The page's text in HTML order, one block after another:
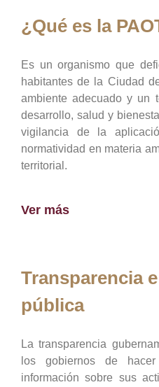
¿Qué es la
Es un organismo que
habitantes de la Ciudad
ambiente adecuado y un
desarrollo, salud y
vigilancia de la
normatividad en materia
territorial.
Ver más
Transparencia
pública
La transparencia
los gobiernos de
información sobre sus